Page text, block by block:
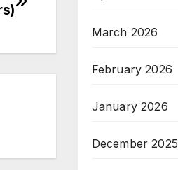
March 2026
February 2026
January 2026
December 2025